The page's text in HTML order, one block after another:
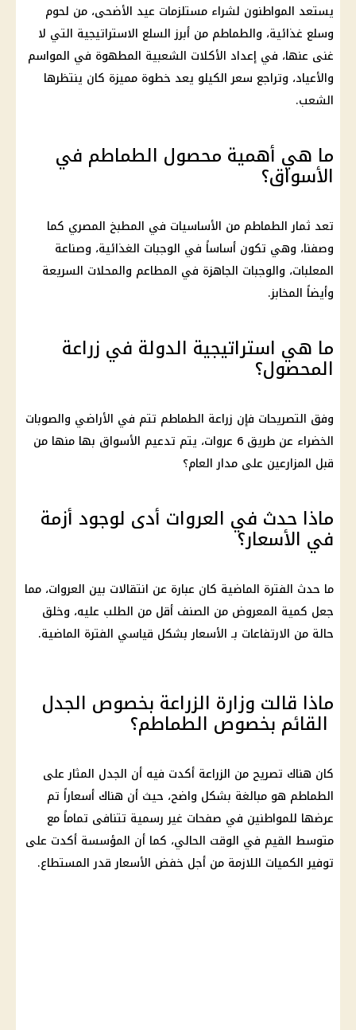
يستعد المواطنون لشراء مستلزمات عيد الأضحى، من لحوم
وسلع غذائية، والطماطم من أبرزالسلع الاستراتيجية التي لا
غنى عنها، في إعداد الأكلات الشعبية المطهوة في المواسم
والأعياد، وتراجع سعر الكيلو يعد خطوة مميزة كان ينتظرها
الشعب.
ما هي أهمية محصول الطماطم في
الأسواق؟
تعد ثمارالطماطم من الأساسيات في المطبخ المصري كما
وصفنا، وهي تكون أساساً في الوجبات الغذائية، وصناعة
المعلبات، والوجبات الجاهزة في المطاعم والمحلات السريعة
وأيضاً المخابز.
ما هي استراتيجية الدولة في زراعة
المحصول؟
وفق التصريحات فإن زراعة الطماطم تتم في الأراضي والصوبات
الخضراء عن طريق 6 عروات، يتم تدعيم الأسواق بها منها من
قبل المزارعين على مدار العام؟
ماذا حدث في العروات أدى لوجود أزمة
في الأسعار؟
ما حدث الفترة الماضية كان عبارة عن انتقالات بين العروات، مما
جعل كمية المعروض من الصنف أقل من الطلب عليه، وخلق
حالة من الارتفاعات بـ الأسعاربشكل قياسي الفترة الماضية.
ماذا قالت وزارة الزراعة بخصوص الجدل
القائم بخصوص الطماطم؟
كان هناك تصريح من الزراعة أكدت فيه أن الجدل المثار على
الطماطم هو مبالغة بشكل واضح، حيث أن هناك أسعاراً تم
عرضها للمواطنين في صفحات غير رسمية تتنافى تماماً مع
متوسط القيم في الوقت الحالي، كما أن المؤسسة أكدت على
توفيرالكميات اللازمة من أجل خفض الأسعارقدر المستطاع.